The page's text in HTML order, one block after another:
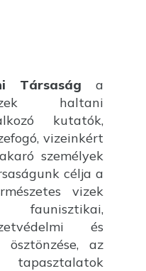
Társaság a
haltani
kutatók,
vizeinkért
személyek
célja a
vizek
és
az